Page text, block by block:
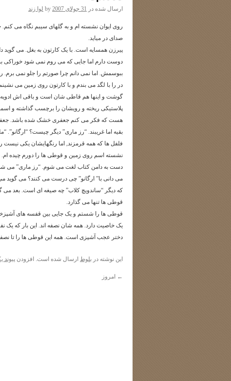
ارسال شده در 31 جولای 2007 by لوا زند
روی ایوان نشسته ام و به گلهای سیبم نگاه می
صدای در میاید.
پیرزن همسایه است. با یک کارتون به بغل. می گوید
دوست دارم اما جایی که می روم نمی شود خوراکی
ببوسمش. اما نمی دانم چرا صورتم را جلو نمی
در را با لگد می بندم و با کارتون روی زمین می
گوشت و اینها هم قاطی شان است و باقی اش
پلاستیکی ریخته و رویشان را برچسب گذاشته و
هست که فکر می کنم جعفری خشک شده باشد. جعفری
بقیه اما غریبند. “رز ماری” دیگر چیست؟ “ارگانو”.
فلفل ها که همه قرمزند, اما رنگهایشان یکی
نشسته اسم روی زمین و قوطی ها را دورم چیده ام.
دست به دامن کتاب لغت می شوم. “رز ماری” می
می دانی با” ارگانو” چی درست می کنند؟ می گوید
که دیگر “ساندویچ کلاب” چه صیغه ای است. بعد
قوطی ها تنها می گذارد.
قوطی ها را شستم و یک جایی بین قفسه های
یک خاصیت دارد. همه شان نصفه اند. این بار که یک
دختر عجب آشپزی است. همه این قوطی ها را تا
این نوشته در بلوط ارسال شده است. افزودن پیوند
← امروز